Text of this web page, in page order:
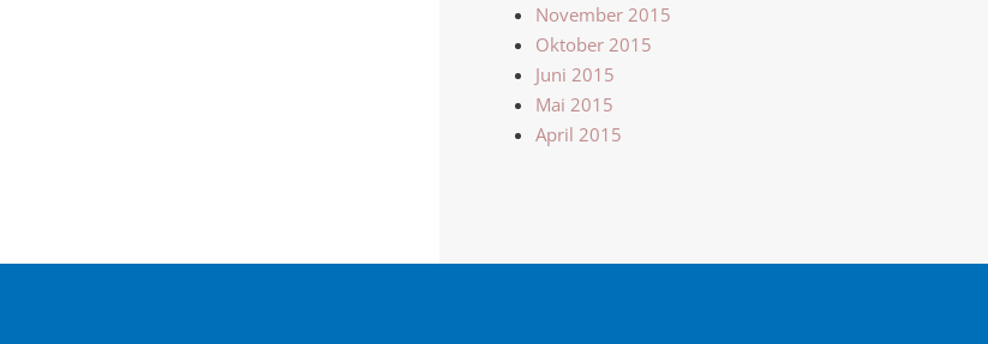
November 2015
Oktober 2015
Juni 2015
Mai 2015
April 2015